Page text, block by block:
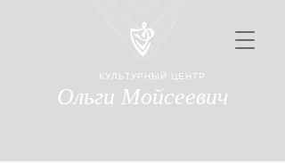
Ольги Мойсеевич
КУЛЬТУРНЫЙ ЦЕНТР